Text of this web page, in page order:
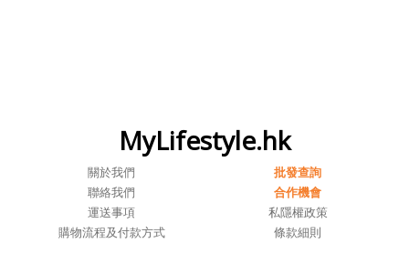
MyLifestyle.hk
關於我們
批發查詢
聯絡我們
合作機會
運送事項
私隱權政策
購物流程及付款方式
條款細則